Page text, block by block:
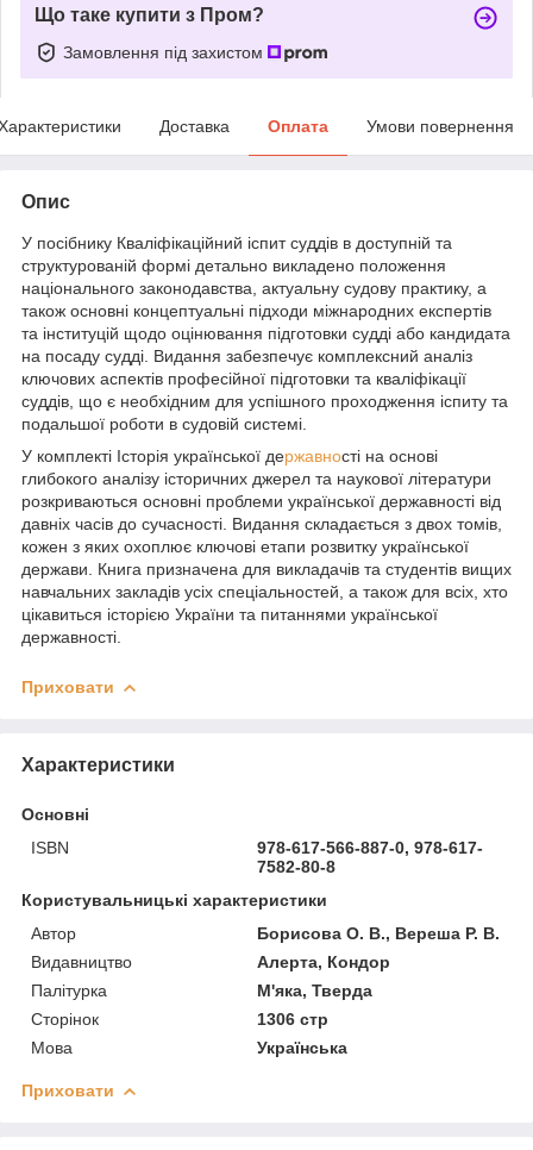
Що таке купити з Пром?
Замовлення під захистом
Доставка Оплата Умови повернення
Опис
У посібнику Кваліфікаційний іспит суддів в доступній та
структурованій формі детально викладено положення
національного законодавства, актуальну судову практику, а
також основні концептуальні підходи міжнародних експертів
та інституцій щодо оцінювання підготовки судді або кандидата
на посаду судді. Видання забезпечує комплексний аналіз
ключових аспектів професійної підготовки та кваліфікації
суддів, що є необхідним для успішного проходження іспиту та
подальшої роботи в судовій системі.
У комплекті Історія української державності на основі
глибокого аналізу історичних джерел та наукової літератури
розкриваються основні проблеми української державності від
давніх часів до сучасності. Видання складається з двох томів,
кожен з яких охоплює ключові етапи розвитку української
держави. Книга призначена для викладачів та студентів вищих
навчальних закладів усіх спеціальностей, а також для всіх, хто
цікавиться історією України та питаннями української
державності.
Приховати
Характеристики
Основні
ISBN
978-617-566-887-0, 978-617-
7582-80-8
Користувальницькі характеристики
Автор
Борисова О. В., Вереша Р. В.
Видавництво
Алерта, Кондор
Палітурка
М'яка, Тверда
Сторінок
1306 стр
Мова
Українська
Приховати